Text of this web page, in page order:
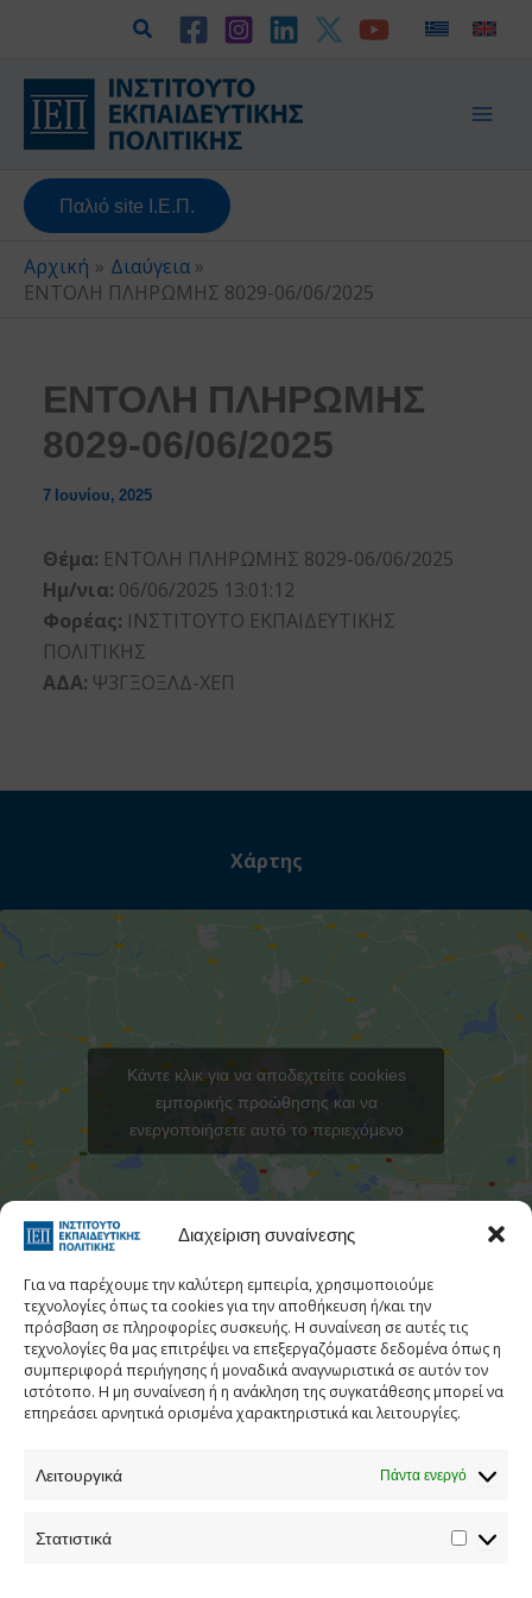
Διαχείριση συναίνεσης
Για να παρέχουμε την καλύτερη εμπειρία, χρησιμοποιούμε
τεχνολογίες όπως τα cookies για την αποθήκευση ή/και την
πρόσβαση σε πληροφορίες συσκευής. Η συναίνεση σε αυτές τις
τεχνολογίες θα μας επιτρέψει να επεξεργαζόμαστε δεδομένα όπως η
συμπεριφορά περιήγησης ή μοναδικά αναγνωριστικά σε αυτόν τον
ιστότοπο. Η μη συναίνεση ή η ανάκληση της συγκατάθεσης μπορεί να
επηρεάσει αρνητικά ορισμένα χαρακτηριστικά και λειτουργίες.
Λειτουργικά Πάντα ενεργό
Στατιστικά
περιεχόμενο
Αναζήτηση
Παλιό site Ι.Ε.Π.
Αρχική
Διαύγεια
ΕΝΤΟΛΗ ΠΛΗΡΩΜΗΣ 8029-06/06/2025
ΕΝΤΟΛΗ ΠΛΗΡΩΜΗΣ
8029-06/06/2025
7 Ιουνίου, 2025
Θέμα: ΕΝΤΟΛΗ ΠΛΗΡΩΜΗΣ 8029-06/06/2025
Ημ/νια: 06/06/2025 13:01:12
Φορέας: ΙΝΣΤΙΤΟΥΤΟ ΕΚΠΑΙΔΕΥΤΙΚΗΣ
ΠΟΛΙΤΙΚΗΣ
ΑΔΑ: Ψ3ΓΞΟΞΛΔ-ΧΕΠ
Χάρτης
Κάντε κλικ για να αποδεχτείτε cookies
εμπορικής προώθησης και να
ενεργοποιήσετε αυτό το περιεχόμενο
Τηλεφωνικός Κατάλογος
Τηλ:213 1335 100
Ταχ. Διεύθυνση:
Αν. Τσόχα 36, Αθήνα, Τ.Κ. 11521
Προστασία προσωπικών δεδομένων